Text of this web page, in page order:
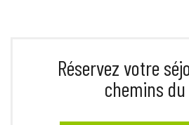
Réservez votre
chemins